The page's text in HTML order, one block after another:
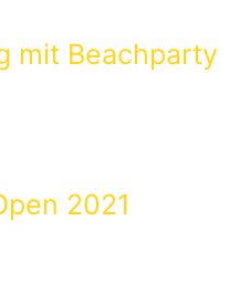
mit Beachparty
2021